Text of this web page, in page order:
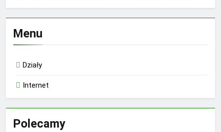
Menu
Działy
Internet
Polecamy